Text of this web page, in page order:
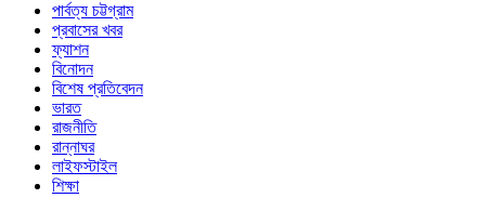
পার্বত্য চট্টগ্রাম
প্রবাসের খবর
ফ্যাশন
বিনোদন
বিশেষ প্রতিবেদন
ভারত
রাজনীতি
রান্নাঘর
লাইফস্টাইল
শিক্ষা